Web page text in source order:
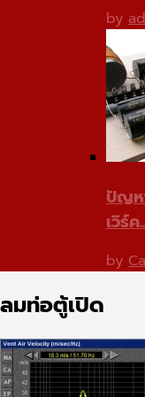
by
ปัญห
เวิร์ค
by
ลมท่อตู้เปิด